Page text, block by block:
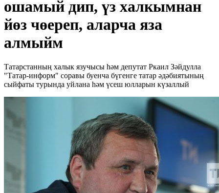
ошамый дип, үз халкымнан
йөз чөереп, аларча яза
алмыйм
Татарстанның халык язучысы һәм депутат Ркаил Зәйдулла
"Татар-информ" соравы буенча бүгенге татар әдәбиятының
сыйфаты турында уйлана һәм үсеш юлларын күзаллый